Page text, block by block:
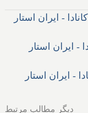
- ایران استار
- ایران استار
- ایران استار
دیگر مطالب مرتبط